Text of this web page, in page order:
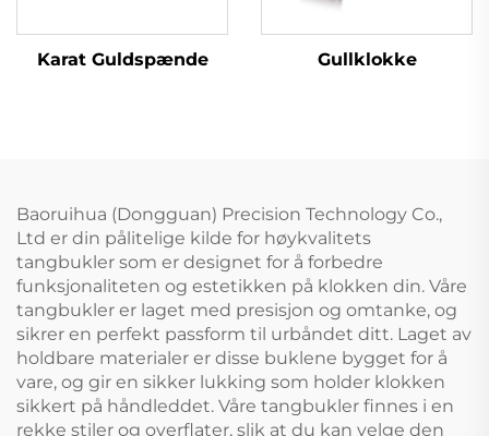
Karat Guldspænde Gullklokke
Baoruihua (Dongguan) Precision Technology Co.,
Ltd er din pålitelige kilde for høykvalitets
tangbukler som er designet for å forbedre
funksjonaliteten og estetikken på klokken din. Våre
tangbukler er laget med presisjon og omtanke, og
sikrer en perfekt passform til urbåndet ditt. Laget av
holdbare materialer er disse buklene bygget for å
vare, og gir en sikker lukking som holder klokken
sikkert på håndleddet. Våre tangbukler finnes i en
rekke stiler og overflater, slik at du kan velge den